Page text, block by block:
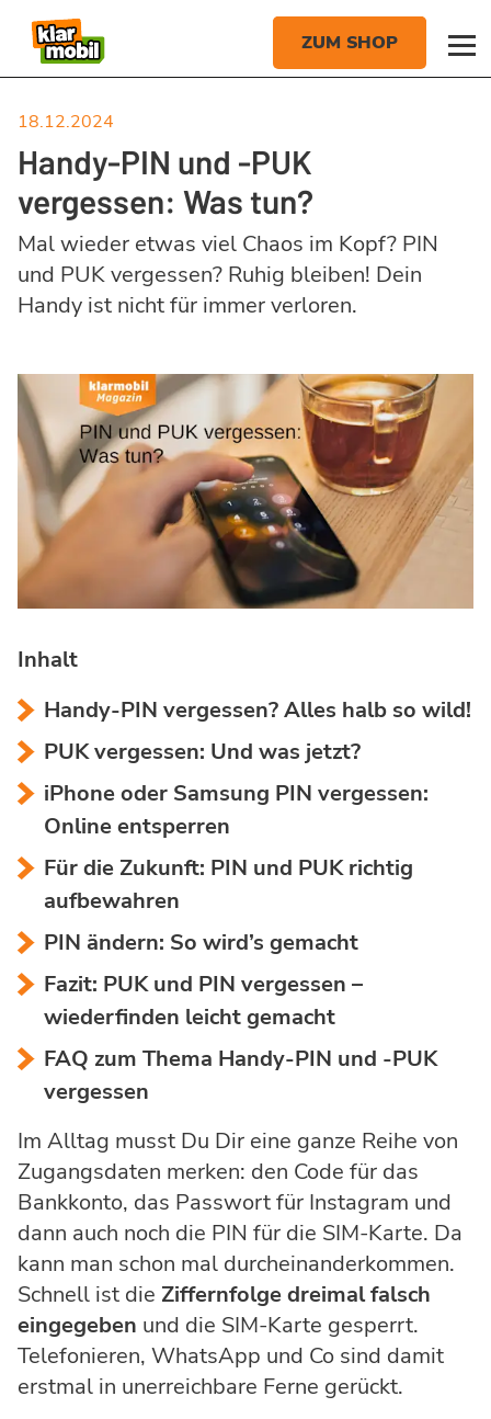
18.12.2024
Handy-PIN und -PUK
vergessen: Was tun?
Mal wieder etwas viel Chaos im Kopf? PIN
und PUK vergessen? Ruhig bleiben! Dein
Handy ist nicht für immer verloren.
Inhalt
Handy-PIN vergessen? Alles halb so wild!
PUK vergessen: Und was jetzt?
iPhone oder Samsung PIN vergessen:
Online entsperren
Für die Zukunft: PIN und PUK richtig
aufbewahren
PIN ändern: So wird’s gemacht
Fazit: PUK und PIN vergessen –
wiederfinden leicht gemacht
FAQ zum Thema Handy-PIN und -PUK
vergessen
Im Alltag musst Du Dir eine ganze Reihe von
Zugangsdaten merken: den Code für das
Bankkonto, das Passwort für Instagram und
dann auch noch die PIN für die SIM-Karte. Da
kann man schon mal durcheinanderkommen.
Schnell ist die Ziffernfolge dreimal falsch
eingegeben und die SIM-Karte gesperrt.
Telefonieren, WhatsApp und Co sind damit
erstmal in unerreichbare Ferne gerückt.